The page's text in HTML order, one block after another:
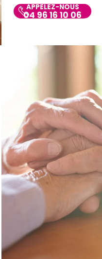
APPELEZ-NOUS
04 96 16 10 06